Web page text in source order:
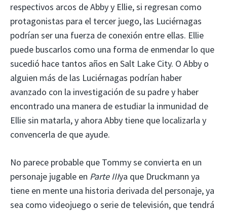
respectivos arcos de Abby y Ellie, si regresan como
protagonistas para el tercer juego, las Luciérnagas
podrían ser una fuerza de conexión entre ellas. Ellie
puede buscarlos como una forma de enmendar lo que
sucedió hace tantos años en Salt Lake City. O Abby o
alguien más de las Luciérnagas podrían haber
avanzado con la investigación de su padre y haber
encontrado una manera de estudiar la inmunidad de
Ellie sin matarla, y ahora Abby tiene que localizarla y
convencerla de que ayude.
No parece probable que Tommy se convierta en un
personaje jugable en Parte IIIya que Druckmann ya
tiene en mente una historia derivada del personaje, ya
sea como videojuego o serie de televisión, que tendrá